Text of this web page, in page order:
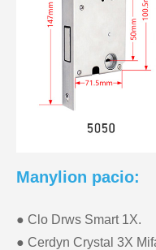
Manylion pacio:
● Clo Drws Smart 1X.
● Cerdyn Crystal 3X